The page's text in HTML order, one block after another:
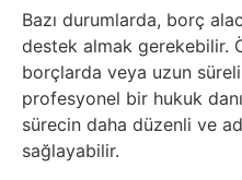
Müzik
Nft
Oyun
Bazı durumlarda, borç
destek almak gerekebilir.
borçlarda veya uzun
profesyonel bir hukuk
sürecin daha düzenli ve
sağlayabilir.